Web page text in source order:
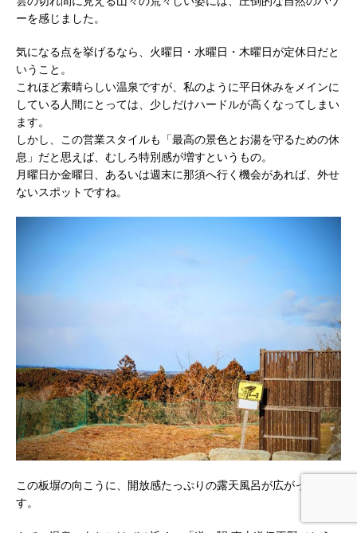
ーを感じました。
気になる点を挙げるなら、火曜日・水曜日・木曜日が定休日だと
いうこと。
これほど素晴らしい温泉ですが、私のように平日休みをメインに
している人間にとっては、少しだけハードルが高くなってしまい
ます。
しかし、この営業スタイルも「最高の景色とお湯を守るための休
息」だと思えば、むしろ特別感が増すというもの。
月曜日か金曜日、あるいは週末に那須へ行く機会があれば、外せ
ないスポットですね。
この板塀の向こうに、開放感たっぷりの露天風呂が広がっていま
す。